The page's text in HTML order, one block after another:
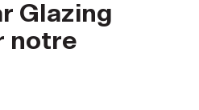
Glazing
notre